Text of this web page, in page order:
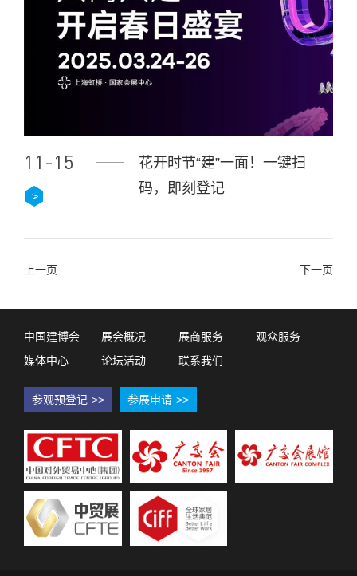
11-15
花开时节“建”一面！一键扫
码，即刻登记
上一页 下一页
中国建博会 展会概况 展商服务
观众服务
媒体中心
论坛活动 联系我们
参观预登记 >> 参展申请 >>